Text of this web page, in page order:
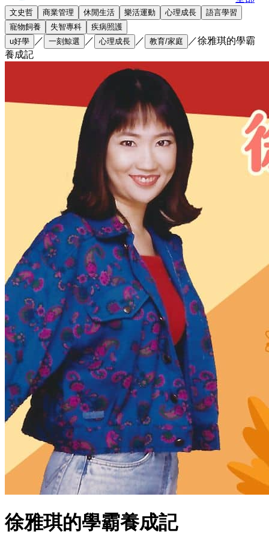
文史哲 商業管理 休閒生活 樂活運動 心理成長
語言學習
寵物飼養
失智專科
疾病照護
u好學
／ 一刻鯨選 ／ 心理成長 ／ 教育/家庭 ／徐雅琪的學霸
養成記
徐雅琪的學霸養成記